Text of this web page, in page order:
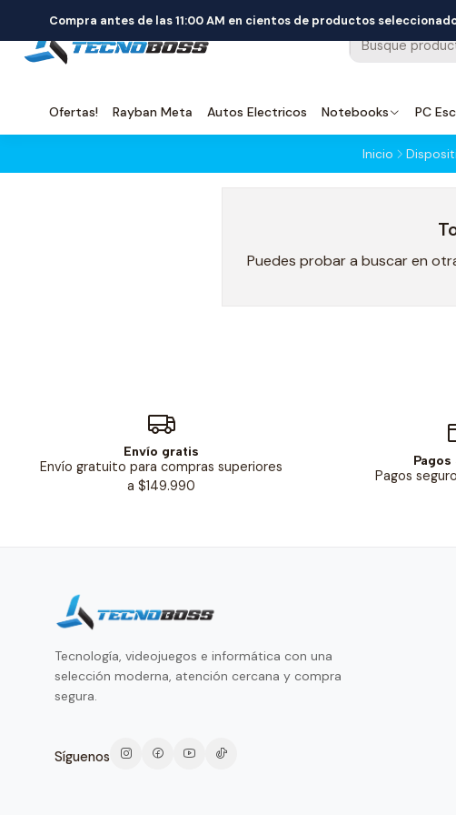
Ofertas! Rayban Meta Autos Electricos Notebooks PC
Compra antes de las 11:00 AM en cientos de productos
Inicio
Puedes probar a buscar en
Envío gratis
Envío gratuito para compras superiores
a $149.990
Pagos
Pagos
Tecnología, videojuegos e informática con una
selección moderna, atención cercana y compra
segura.
Síguenos